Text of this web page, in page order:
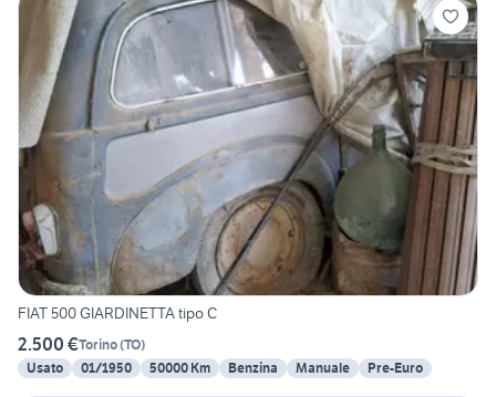
FIAT 500 GIARDINETTA tipo C
2.500 €Torino(TO)
Usato
01/1950 50000 Km Benzina Manuale Pre-Euro